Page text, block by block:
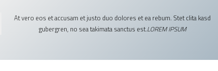
At vero eos et accusam et justo duo dolores et ea rebum. Stet clita kasd
gubergren, no sea takimata sanctus est.LOREM IPSUM